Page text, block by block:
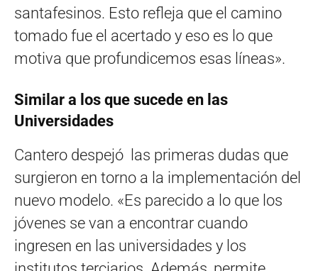
santafesinos. Esto refleja que el camino
tomado fue el acertado y eso es lo que
motiva que profundicemos esas líneas».
Similar a los que sucede en las
Universidades
Cantero despejó las primeras dudas que
surgieron en torno a la implementación del
nuevo modelo. «Es parecido a lo que los
jóvenes se van a encontrar cuando
ingresen en las universidades y los